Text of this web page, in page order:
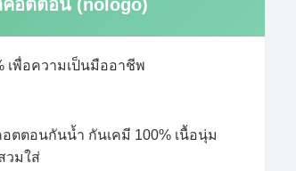
อตตอน (nologo)
เพื่อความเป็นมืออาชีพ
ตตอนกันน้ำ กันเคมี 100% เนื้อนุ่ม
วมใส่